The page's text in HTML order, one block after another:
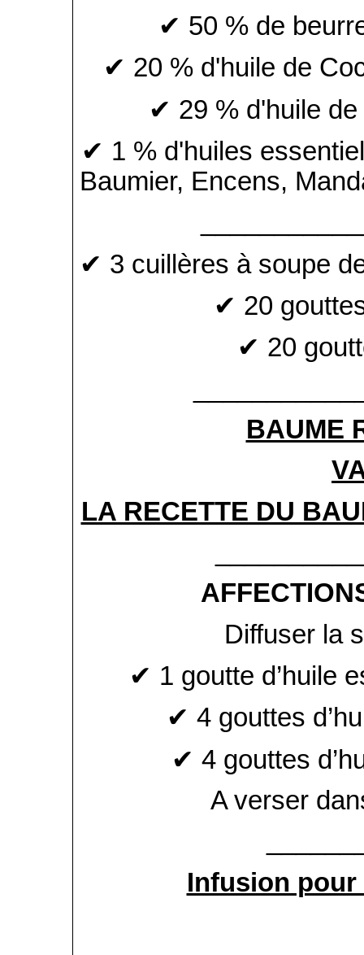
✔ 50 % de
✔ 20 % d'huile de
✔ 29 % d'huile
✔ 1 % d'huiles
Baumier, Encens,
✔ 3 cuillères à soupe
✔ 20
✔ 20
BAUME
LA RECETTE DU
Diffuser la
✔ 1 goutte d’huile
✔ 4 gouttes
✔ 4 gouttes
A verser
Infusion pour